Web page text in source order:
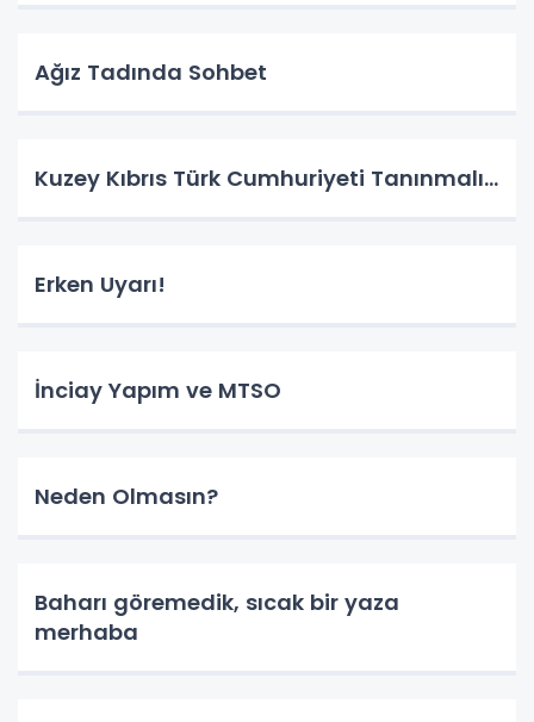
Ağız Tadında Sohbet
Kuzey Kıbrıs Türk Cumhuriyeti Tanınmalı…
Erken Uyarı!
İnciay Yapım ve MTSO
Neden Olmasın?
Baharı göremedik, sıcak bir yaza
merhaba